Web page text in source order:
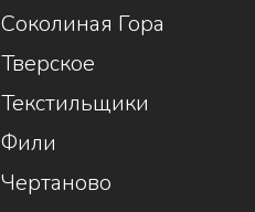
Соколиная Гора
Тверское
Текстильщики
Фили
Чертаново